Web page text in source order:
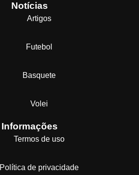
Notícias
Artigos
Futebol
Basquete
Volei
Informações
Termos de uso
Política de privacidade